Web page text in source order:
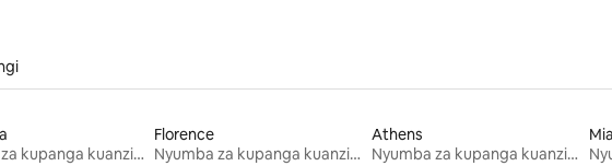
Nyumba za kupanga kuanzia mwezi mmoja
Florence
Nyumba za kupanga kuanzia mwezi mmoja
Athens
Nyumba za kupanga kuanzia mwezi mmoja